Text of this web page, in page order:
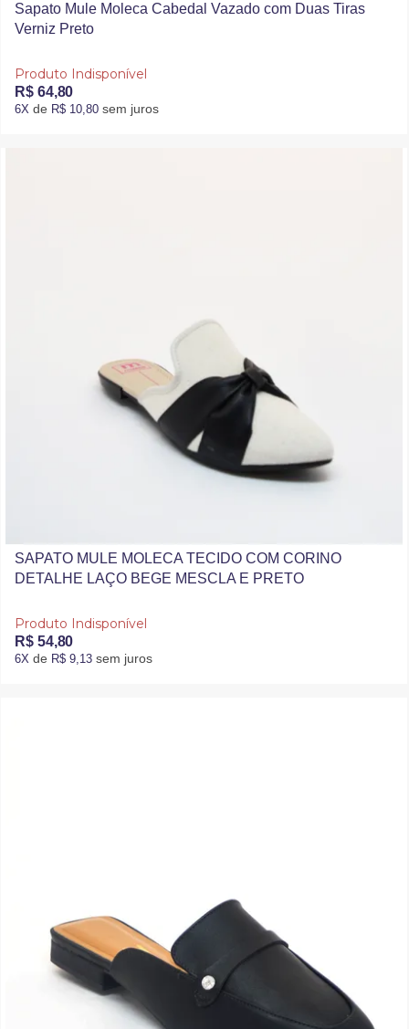
Sapato Mule Moleca Cabedal Vazado com Duas Tiras
Verniz Preto
Produto Indisponível
R$ 64,80
6X de R$ 10,80 sem juros
SAPATO MULE MOLECA TECIDO COM CORINO
DETALHE LAÇO BEGE MESCLA E PRETO
Produto Indisponível
R$ 54,80
6X de R$ 9,13 sem juros